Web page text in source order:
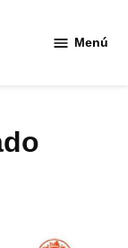
Menú